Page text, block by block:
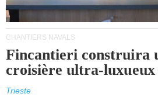
CHANTIERS NAVALS
Fincantieri construira
croisière ultra-luxueux
Trieste